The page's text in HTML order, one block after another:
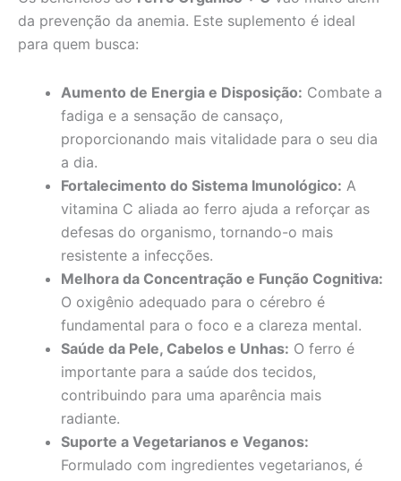
da prevenção da anemia. Este suplemento é ideal
para quem busca:
Aumento de Energia e Disposição: Combate a
fadiga e a sensação de cansaço,
proporcionando mais vitalidade para o seu dia
a dia.
Fortalecimento do Sistema Imunológico: A
vitamina C aliada ao ferro ajuda a reforçar as
defesas do organismo, tornando-o mais
resistente a infecções.
Melhora da Concentração e Função Cognitiva:
O oxigênio adequado para o cérebro é
fundamental para o foco e a clareza mental.
Saúde da Pele, Cabelos e Unhas: O ferro é
importante para a saúde dos tecidos,
contribuindo para uma aparência mais
radiante.
Suporte a Vegetarianos e Veganos:
Formulado com ingredientes vegetarianos, é